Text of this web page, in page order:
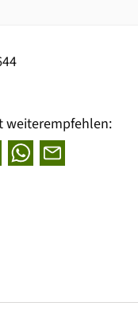
weiterempfehlen: